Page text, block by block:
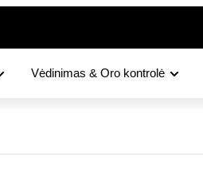
Vėdinimas & Oro kontrolė